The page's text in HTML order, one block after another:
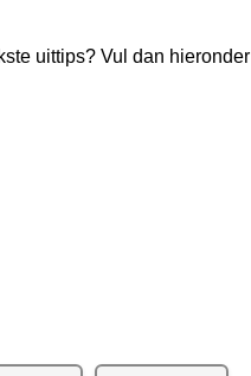
uittips? Vul dan hieronder